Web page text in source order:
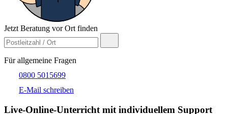
Jetzt Beratung vor Ort finden
Für allgemeine Fragen
0800 5015699
E-Mail schreiben
Live-​Online-Unterricht mit individuellem Support